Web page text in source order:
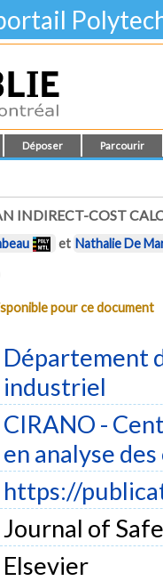
Déposer Parcourir
INDIRECT-COST
et Nathalie De
pour ce document
Département
industriel
CIRANO -
en analyse
https://
Journal of
Elsevier